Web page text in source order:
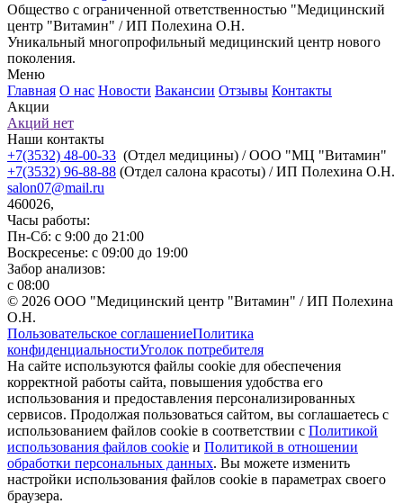
Общество с ограниченной ответственностью "Медицинский
центр "Витамин" / ИП Полехина О.Н.
Уникальный многопрофильный медицинский центр нового
поколения.
Меню
Главная О нас Новости Вакансии Отзывы Контакты
Акции
Акций нет
Наши контакты
+7(3532) 48-00-33 (Отдел медицины) / ООО "МЦ "Витамин"
+7(3532) 96-88-88 (Отдел салона красоты) / ИП Полехина О.Н.
salon07@mail.ru
460026,
Часы работы:
Пн-Сб: с 9:00 до 21:00
Воскресенье: с 09:00 до 19:00
Забор анализов:
с 08:00
© 2026 ООО "Медицинский центр "Витамин" / ИП Полехина
О.Н.
Пользовательское соглашениеПолитика
конфиденциальностиУголок потребителя
На сайте используются файлы cookie для обеспечения
корректной работы сайта, повышения удобства его
использования и предоставления персонализированных
сервисов. Продолжая пользоваться сайтом, вы соглашаетесь с
использованием файлов cookie в соответствии с Политикой
использования файлов cookie и Политикой в отношении
обработки персональных данных. Вы можете изменить
настройки использования файлов cookie в параметрах своего
браузера.